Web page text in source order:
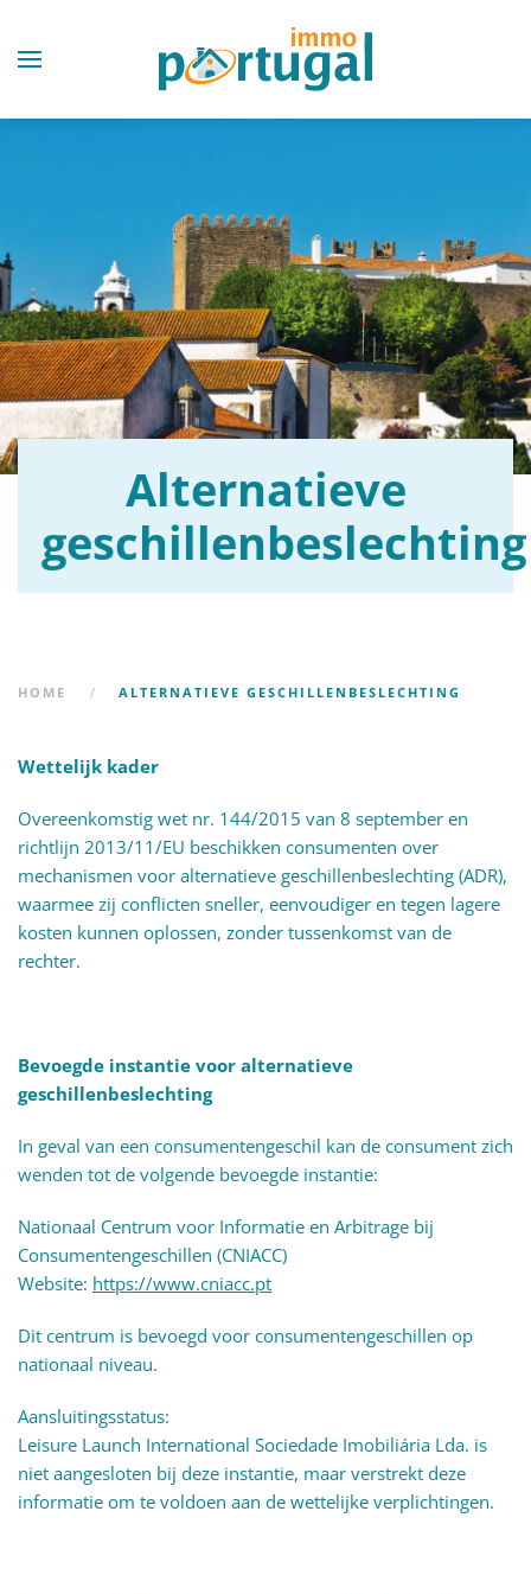
Alternatieve
geschillenbeslechting
HOME ALTERNATIEVE GESCHILLENBESLECHTING
Wettelijk kader
Overeenkomstig wet nr. 144/2015 van 8 september en
richtlijn 2013/11/EU beschikken consumenten over
mechanismen voor alternatieve geschillenbeslechting (ADR),
waarmee zij conflicten sneller, eenvoudiger en tegen lagere
kosten kunnen oplossen, zonder tussenkomst van de
rechter.
Bevoegde instantie voor alternatieve
geschillenbeslechting
In geval van een consumentengeschil kan de consument zich
wenden tot de volgende bevoegde instantie:
Nationaal Centrum voor Informatie en Arbitrage bij
Consumentengeschillen (CNIACC)
Website: https://www.cniacc.pt
Dit centrum is bevoegd voor consumentengeschillen op
nationaal niveau.
Aansluitingsstatus:
Leisure Launch International Sociedade Imobiliária Lda. is
niet aangesloten bij deze instantie, maar verstrekt deze
informatie om te voldoen aan de wettelijke verplichtingen.